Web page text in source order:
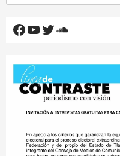
Facebook
YouTube
Twitter
SoundCloud